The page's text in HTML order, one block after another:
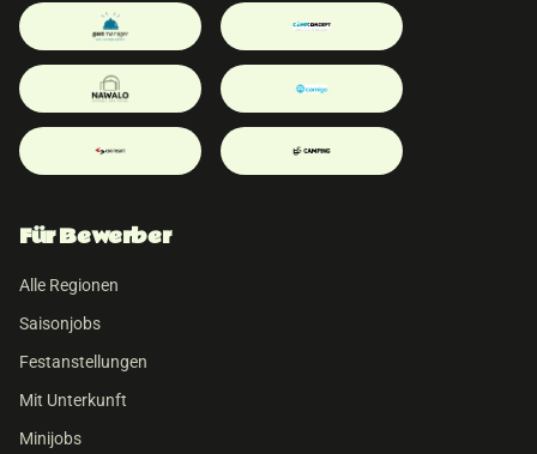
Für Bewerber
Alle Regionen
Saisonjobs
Festanstellungen
Mit Unterkunft
Minijobs